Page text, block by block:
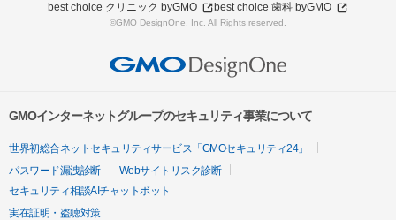
best choice クリニック byGMO
best choice 歯科 byGMO
©GMO DesignOne, Inc. All Rights reserved.
GMOインターネットグループのセキュリティ事業について
世界初総合ネットセキュリティサービス「GMOセキュリティ24」
パスワード漏洩診断
Webサイトリスク診断
セキュリティ相談AIチャットボット
実在証明・盗聴対策